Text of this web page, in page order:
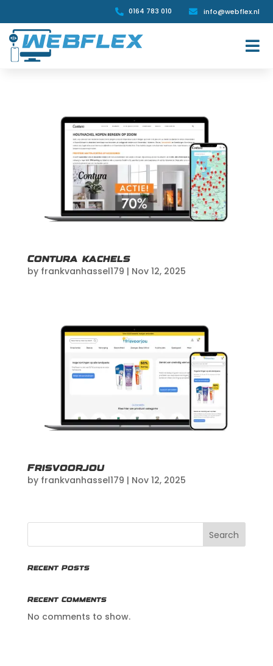
 0164 783 010  info@webflex.nl
Contura kachels
by frankvanhassel179 | Nov 12, 2025
Frisvoorjou
by frankvanhassel179 | Nov 12, 2025
Search
Recent Posts
Recent Comments
No comments to show.